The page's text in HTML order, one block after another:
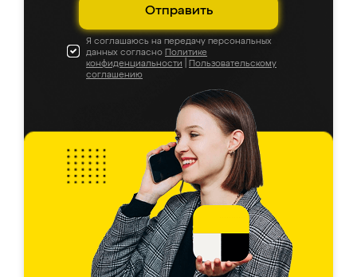
Отправить
Я соглашаюсь на передачу персональных
данных согласно Политике
конфиденциальности
Пользовательскому
соглашению